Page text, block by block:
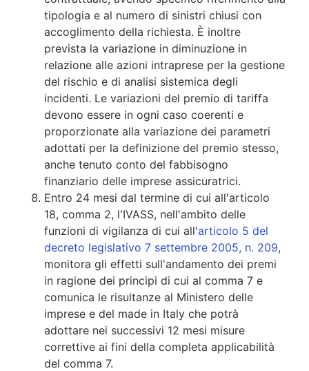
tipologia e al numero di sinistri chiusi con
accoglimento della richiesta. È inoltre
prevista la variazione in diminuzione in
relazione alle azioni intraprese per la gestione
del rischio e di analisi sistemica degli
incidenti. Le variazioni del premio di tariffa
devono essere in ogni caso coerenti e
proporzionate alla variazione dei parametri
adottati per la definizione del premio stesso,
anche tenuto conto del fabbisogno
finanziario delle imprese assicuratrici.
Entro 24 mesi dal termine di cui all'articolo
18, comma 2, l'IVASS, nell'ambito delle
funzioni di vigilanza di cui all'articolo 5 del
decreto legislativo 7 settembre 2005, n. 209,
monitora gli effetti sull'andamento dei premi
in ragione dei principi di cui al comma 7 e
comunica le risultanze al Ministero delle
imprese e del made in Italy che potrà
adottare nei successivi 12 mesi misure
correttive ai fini della completa applicabilità
del comma 7.